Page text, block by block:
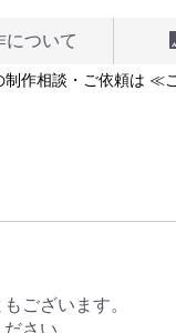
について
作相談・ご依頼は ≪
ございます。